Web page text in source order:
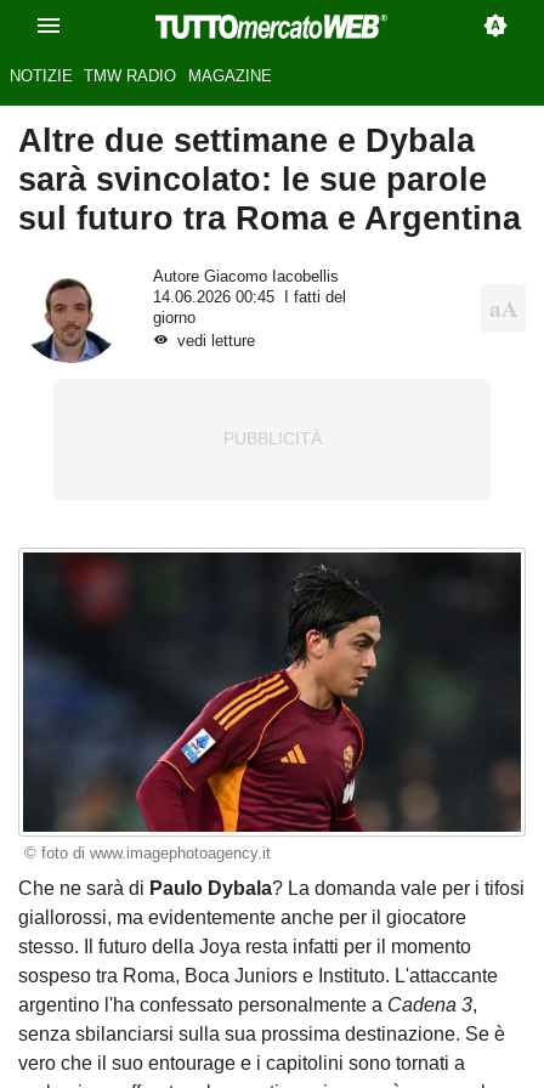
NOTIZIE TMW RADIO MAGAZINE
Altre due settimane e Dybala
sarà svincolato: le sue parole
sul futuro tra Roma e Argentina
Autore Giacomo Iacobellis
14.06.2026 00:45
I fatti del
giorno
vedi letture
© foto di www.imagephotoagency.it
Che ne sarà di Paulo Dybala? La domanda vale per i tifosi
giallorossi, ma evidentemente anche per il giocatore
stesso. Il futuro della Joya resta infatti per il momento
sospeso tra Roma, Boca Juniors e Instituto. L'attaccante
argentino l'ha confessato personalmente a Cadena 3,
senza sbilanciarsi sulla sua prossima destinazione. Se è
vero che il suo entourage e i capitolini sono tornati a